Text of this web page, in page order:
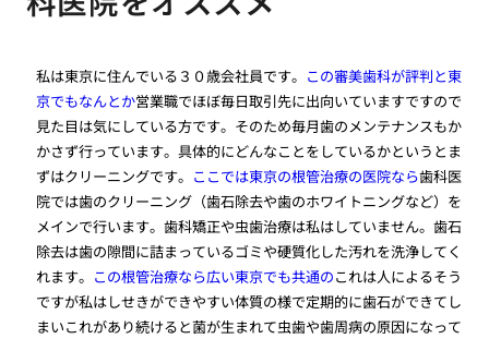
私は東京に住んでいる３０歳会社員です。 この審美歯科が評判と東
京でもなんとか営業職でほぼ毎日取引先に出向いていますですので
見た目は気にしている方です。そのため毎月歯のメンテナンスもか
かさず行っています。具体的にどんなことをしているかというとま
ずはクリーニングです。 ここでは東京の根管治療の医院なら歯科医
院では歯のクリーニング（歯石除去や歯のホワイトニングなど）を
メインで行います。歯科矯正や虫歯治療は私はしていません。歯石
除去は歯の隙間に詰まっているゴミや硬質化した汚れを洗浄してく
れます。 この根管治療なら広い東京でも共通のこれは人によるそう
ですが私はしせきができやすい体質の様で定期的に歯石ができてし
まいこれがあり続けると菌が生まれて虫歯や歯周病の原因になって